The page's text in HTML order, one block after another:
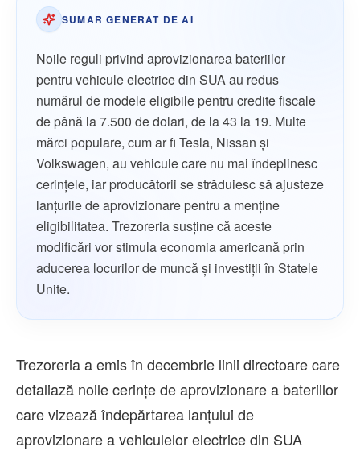
SUMAR GENERAT DE AI
Noile reguli privind aprovizionarea bateriilor
pentru vehicule electrice din SUA au redus
numărul de modele eligibile pentru credite fiscale
de până la 7.500 de dolari, de la 43 la 19. Multe
mărci populare, cum ar fi Tesla, Nissan şi
Volkswagen, au vehicule care nu mai îndeplinesc
cerinţele, iar producătorii se străduiesc să ajusteze
lanţurile de aprovizionare pentru a menţine
eligibilitatea. Trezoreria susține că aceste
modificări vor stimula economia americană prin
aducerea locurilor de muncă şi investiţii în Statele
Unite.
Trezoreria a emis în decembrie linii directoare care
detaliază noile cerinţe de aprovizionare a bateriilor
care vizează îndepărtarea lanţului de
aprovizionare a vehiculelor electrice din SUA